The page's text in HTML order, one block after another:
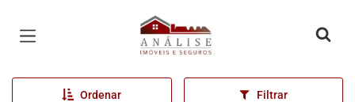
Página inicial
Ordenar Filtrar